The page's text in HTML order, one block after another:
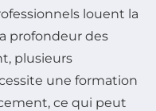
louent la
profondeur des
plusieurs
une formation
ce qui peut